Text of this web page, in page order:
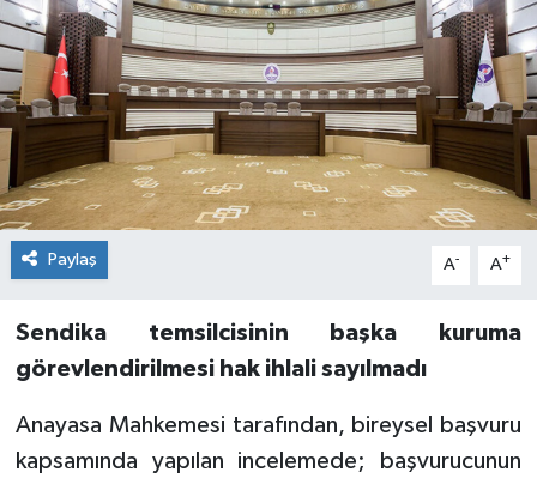
Paylaş A- A+
Sendika temsilcisinin başka kuruma
görevlendirilmesi hak ihlali sayılmadı
Anayasa Mahkemesi tarafından, bireysel başvuru
kapsamında yapılan incelemede; başvurucunun